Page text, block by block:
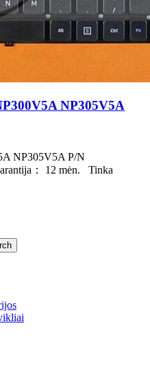
NP305V5A
NP305V5A P/N
： 12 mėn. Tinka